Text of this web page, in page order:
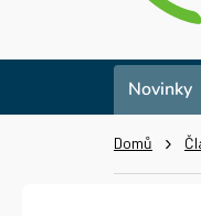
Novinky
Domů